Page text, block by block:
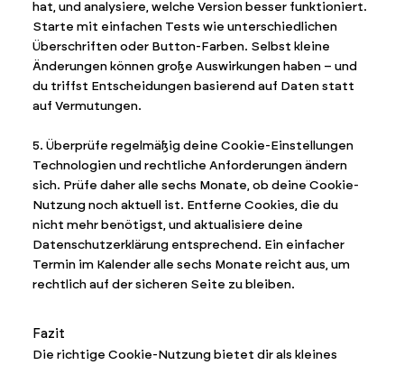
hat, und analysiere, welche Version besser funktioniert.
Starte mit einfachen Tests wie unterschiedlichen
Überschriften oder Button-Farben. Selbst kleine
Änderungen können große Auswirkungen haben – und
du triffst Entscheidungen basierend auf Daten statt
auf Vermutungen.
5. Überprüfe regelmäßig deine Cookie-Einstellungen
Technologien und rechtliche Anforderungen ändern
sich. Prüfe daher alle sechs Monate, ob deine Cookie-
Nutzung noch aktuell ist. Entferne Cookies, die du
nicht mehr benötigst, und aktualisiere deine
Datenschutzerklärung entsprechend. Ein einfacher
Termin im Kalender alle sechs Monate reicht aus, um
rechtlich auf der sicheren Seite zu bleiben.
Fazit
Die richtige Cookie-Nutzung bietet dir als kleines